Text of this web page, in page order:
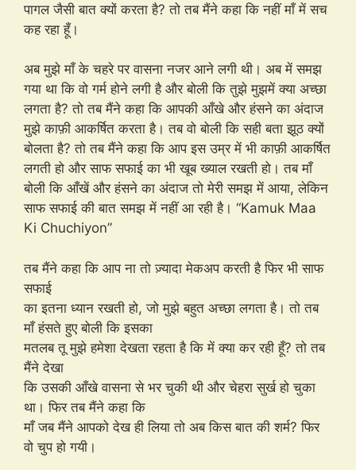
पागल जैसी बात क्यों करता है? तो तब मैंने कहा कि नहीं माँ में सच
कह रहा हूँ।
अब मुझे माँ के चहरे पर वासना नजर आने लगी थी। अब में समझ
गया था कि वो गर्म होने लगी है और बोली कि तुझे मुझमें क्या अच्छा
लगता है? तो तब मैंने कहा कि आपकी आँखे और हंसने का अंदाज
मुझे काफ़ी आकर्षित करता है। तब वो बोली कि सही बता झूठ क्यों
बोलता है? तो तब मैंने कहा कि आप इस उम्र में भी काफ़ी आकर्षित
लगती हो और साफ सफाई का भी खूब ख्याल रखती हो। तब माँ
बोली कि आँखें और हंसने का अंदाज तो मेरी समझ में आया, लेकिन
साफ सफाई की बात समझ में नहीं आ रही है। “Kamuk Maa
Ki Chuchiyon”
तब मैंने कहा कि आप ना तो ज़्यादा मेकअप करती है फिर भी साफ
सफाई
का इतना ध्यान रखती हो, जो मुझे बहुत अच्छा लगता है। तो तब
माँ हंसते हुए बोली कि इसका
मतलब तू मुझे हमेशा देखता रहता है कि में क्या कर रही हूँ? तो तब
मैंने देखा
कि उसकी आँखे वासना से भर चुकी थी और चेहरा सुर्ख हो चुका
था। फिर तब मैंने कहा कि
माँ जब मैंने आपको देख ही लिया तो अब किस बात की शर्म? फिर
वो चुप हो गयी।